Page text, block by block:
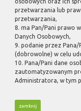
przetwarzania lub
przetwarzania,
8. ma Pan/Pani prawo
Danych Osobowych,
9. podanie przez Pana/
(dobrowolne) w celu
10. Pana/Pani dane
zautomatyzowanym
Administratora, w tym
zamknij